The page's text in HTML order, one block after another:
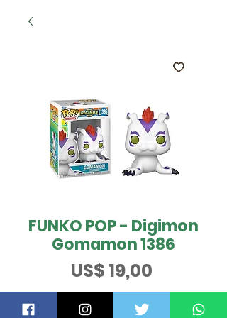
FUNKO POP - Digimon
Gomamon 1386
US$ 19,00
QUER SABER MAIS?